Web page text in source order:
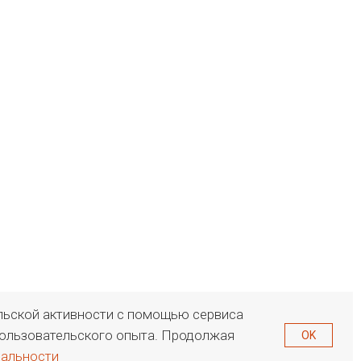
активности с помощью сервиса
опыта. Продолжая
OK